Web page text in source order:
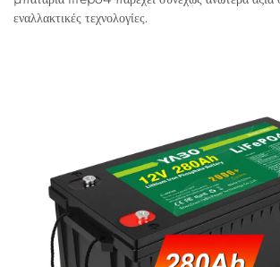
εναλλακτικές τεχνολογίες.